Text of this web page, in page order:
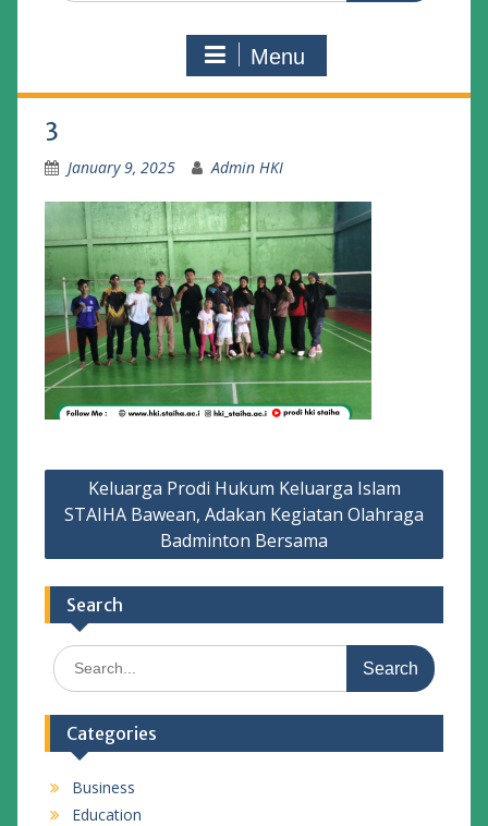
Menu
3
January 9, 2025 Admin HKI
Post
navigation
Keluarga Prodi Hukum Keluarga Islam
STAIHA Bawean, Adakan Kegiatan Olahraga
Badminton Bersama
Search
Search
for:
Categories
Business
Education